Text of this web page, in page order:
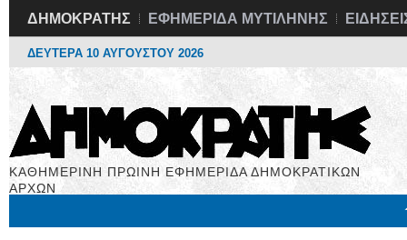
ΔΗΜΟΚΡΑΤΗΣ ΕΦΗΜΕΡΙΔΑ ΜΥΤΙΛΗΝΗΣ
ΔΕΥΤΕΡΑ 10 ΑΥΓΟΥΣΤΟΥ 2026
ΚΑΘΗΜΕΡΙΝΗ ΠΡΩΙΝΗ ΕΦΗΜΕΡΙΔΑ ΔΗΜΟΚΡΑΤΙΚΩΝ
ΑΡΧΩΝ